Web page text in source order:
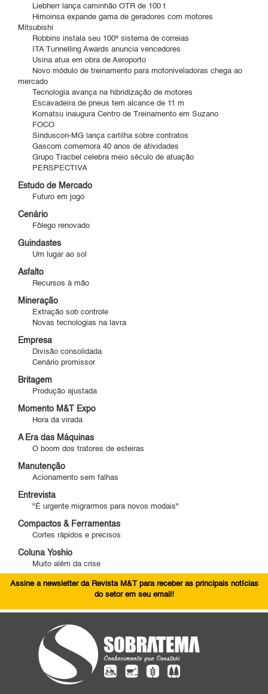
Liebherr lança caminhão OTR de 100 t
Himoinsa expande gama de geradores com motores
Mitsubishi
Robbins instala seu 100º sistema de correias
ITA Tunnelling Awards anuncia vencedores
Usina atua em obra de Aeroporto
Novo módulo de treinamento para motoniveladoras chega ao
mercado
Tecnologia avança na hibridização de motores
Escavadeira de pneus tem alcance de 11 m
Komatsu inaugura Centro de Treinamento em Suzano
FOCO
Sinduscon-MG lança cartilha sobre contratos
Gascom comemora 40 anos de atividades
Grupo Tracbel celebra meio século de atuação
PERSPECTIVA
Estudo de Mercado
Futuro em jogo
Cenário
Fôlego renovado
Guindastes
Um lugar ao sol
Asfalto
Recursos à mão
Mineração
Extração sob controle
Novas tecnologias na lavra
Empresa
Divisão consolidada
Cenário promissor
Britagem
Produção ajustada
Momento M&T Expo
Hora da virada
A Era das Máquinas
O boom dos tratores de esteiras
Manutenção
Acionamento sem falhas
Entrevista
"É urgente migrarmos para novos modais"
Compactos & Ferramentas
Cortes rápidos e precisos
Coluna Yoshio
Muito além da crise
Assine a newsletter da Revista M&T para receber as principais notícias
do setor em seu email!